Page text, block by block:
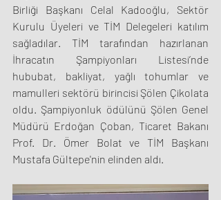
Birliği Başkanı Celal Kadooğlu, Sektör
Kurulu Üyeleri ve TİM Delegeleri katılım
sağladılar. TİM tarafından hazırlanan
İhracatın Şampiyonları Listesi’nde
hububat, bakliyat, yağlı tohumlar ve
mamulleri sektörü birincisi Şölen Çikolata
oldu. Şampiyonluk ödülünü Şölen Genel
Müdürü Erdoğan Çoban, Ticaret Bakanı
Prof. Dr. Ömer Bolat ve TİM Başkanı
Mustafa Gültepe'nin elinden aldı.